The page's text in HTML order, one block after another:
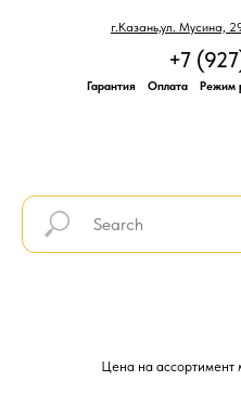
г.Казань,ул. Мусина,
+7
Гарантия Оплата Режим
Цена на ассортимент